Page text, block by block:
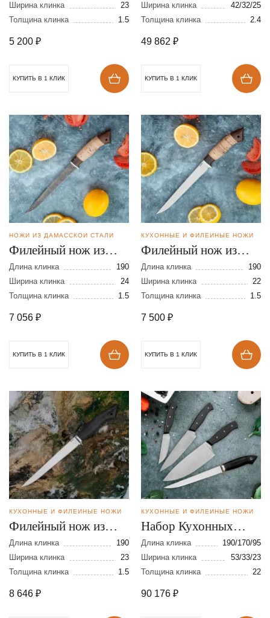
Ширина клинка
23
Толщина клинка
1.5
5 200 ₽
КУПИТЬ В 1 КЛИК
ламинированной
стали
Ширина клинка
42/32/25
Толщина клинка
2.4
49 862 ₽
КУПИТЬ В 1 КЛИК
НОЖИ ИЗ ДАМАССКОЙ СТАЛИ
Филейный нож из
дамасской стали
Длина клинка
190
Ширина клинка
24
Толщина клинка
1.5
7 056 ₽
КУПИТЬ В 1 КЛИК
КУХОННЫЕ И ФИЛЕЙНЫЕ НОЖИ
Филейный нож из
стали N690
Длина клинка
190
Ширина клинка
22
Толщина клинка
1.5
7 500 ₽
КУПИТЬ В 1 КЛИК
КУХОННЫЕ И ФИЛЕЙНЫЕ НОЖИ
Филейный нож из
стали VG-10
Длина клинка
190
Ширина клинка
23
Толщина клинка
1.5
8 646 ₽
КУХОННЫЕ И ФИЛЕЙНЫЕ НОЖИ
Набор Кухонных
ножей из порошковой
стали М390
Длина клинка
190/170/95
Ширина клинка
53/33/23
Толщина клинка
22
90 176 ₽